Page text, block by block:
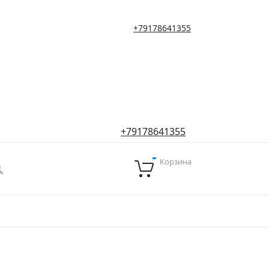
+79178641355
+79178641355
Корзина